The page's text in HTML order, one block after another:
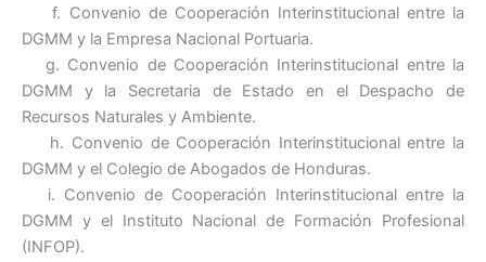
f. Convenio de Cooperación Interinstitucional entre la
DGMM y la Empresa Nacional Portuaria.
g. Convenio de Cooperación Interinstitucional entre la
DGMM y la Secretaria de Estado en el Despacho de
Recursos Naturales y Ambiente.
h. Convenio de Cooperación Interinstitucional entre la
DGMM y el Colegio de Abogados de Honduras.
i. Convenio de Cooperación Interinstitucional entre la
DGMM y el Instituto Nacional de Formación Profesional
(INFOP).